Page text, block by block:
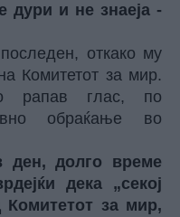
дури и не знаеја -
откако му
Комитетот за мир.
рапав глас, по
обраќање во
ден, долго време
дека „секој
за мир,